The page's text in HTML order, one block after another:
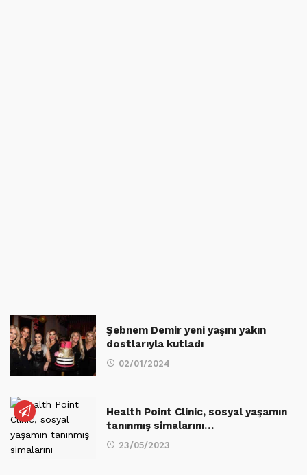
Şebnem Demir yeni yaşını yakın
dostlarıyla kutladı
02/01/2024
Health Point Clinic, sosyal yaşamın
tanınmış simalarını…
23/05/2023